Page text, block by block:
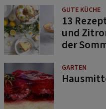
GUTE KÜCHE
13
und
der
GARTEN